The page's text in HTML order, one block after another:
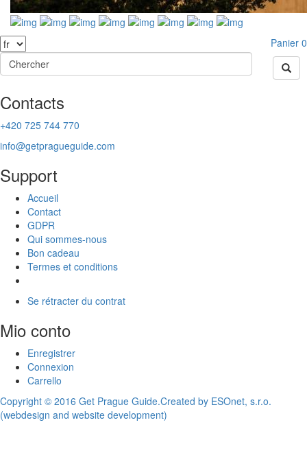
Panier 0
Contacts
+420 725 744 770
info@getpragueguide.com
Support
Accueil
Contact
GDPR
Qui sommes-nous
Bon cadeau
Termes et conditions
Se rétracter du contrat
Mio conto
Enregistrer
Connexion
Carrello
Copyright © 2016 Get Prague Guide.Created by ESOnet, s.r.o.
(webdesign and website development)